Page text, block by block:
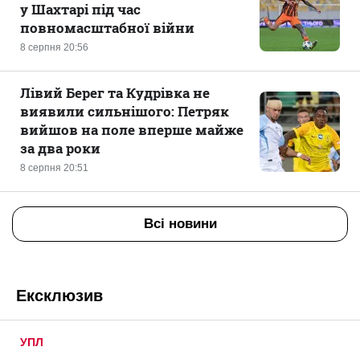
8 серпня 20:56
у Шахтарі під час
повномасштабної війни
8 серпня 20:51
Лівий Берег та Кудрівка не
виявили сильнішого: Петряк
вийшов на поле вперше майже
за два роки
Всі новини
Ексклюзив
УПЛ